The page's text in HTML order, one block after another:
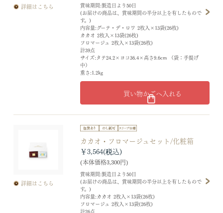
詳細はこちら
賞味期間:製造日より50日
(お届けの商品は、賞味期間の半分以上を有したもので
す。)
内容量:グーテ・デ・ロワ 2枚入×13袋(26枚)
カカオ 2枚入×13袋(26枚)
フロマージュ 2枚入×13袋(26枚)
計39点
サイズ:タテ24.2×ヨコ36.4×高さ9.6cm （袋：手提げ
中）
重さ:1.2kg
買い物かごへ入れる
詳細はこちら
カカオ・フロマージュセット/化粧箱
賞味期間:製造日より50日
(お届けの商品は、賞味期間の半分以上を有したもので
す。)
内容量:カカオ 2枚入×13袋(26枚)
フロマージュ 2枚入×13袋(26枚)
計26点
￥3,564
(本体価格3,300円)